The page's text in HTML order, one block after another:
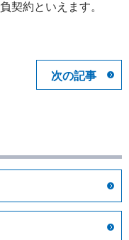
契約といえます。
次の記事